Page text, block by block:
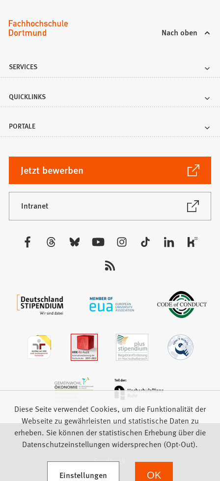
Nach oben
SERVICES
QUICKLINKS
PORTALE
Jetzt bewerben
(Öffnet
in
einem
neuen
Tab)
Intranet
(Öffnet
neuen
Besuchen
Impressum Datenschutz
Barrierefreiheit
Feedback
Diese Seite verwendet Cookies, um die Funktionalität der
Webseite zu gewährleisten und statistische Daten zu
erheben. Sie können der statistischen Erhebung über die
Datenschutzeinstellungen widersprechen (Opt-Out).
Einstellungen
(Öffnet in einem neuen Tab) OK